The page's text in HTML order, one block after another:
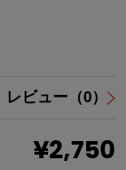
レビュー（0）
¥2,750